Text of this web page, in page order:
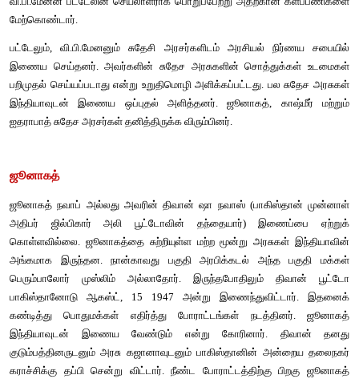
இந்தியாவில் சுதேச அரசுகள்
விடுதலைக்கு முன்பு பல சுதேச அரசுகள் காலனிய பிரிட்டன்
இயங்கின. பிரிட்டிஷ் அரசின் கீழ் சுதேச அரசுகளாக
பெற்றிருந்த சலுகைகளை விட்டுக் கொடுக்க மனமில்லாமல்